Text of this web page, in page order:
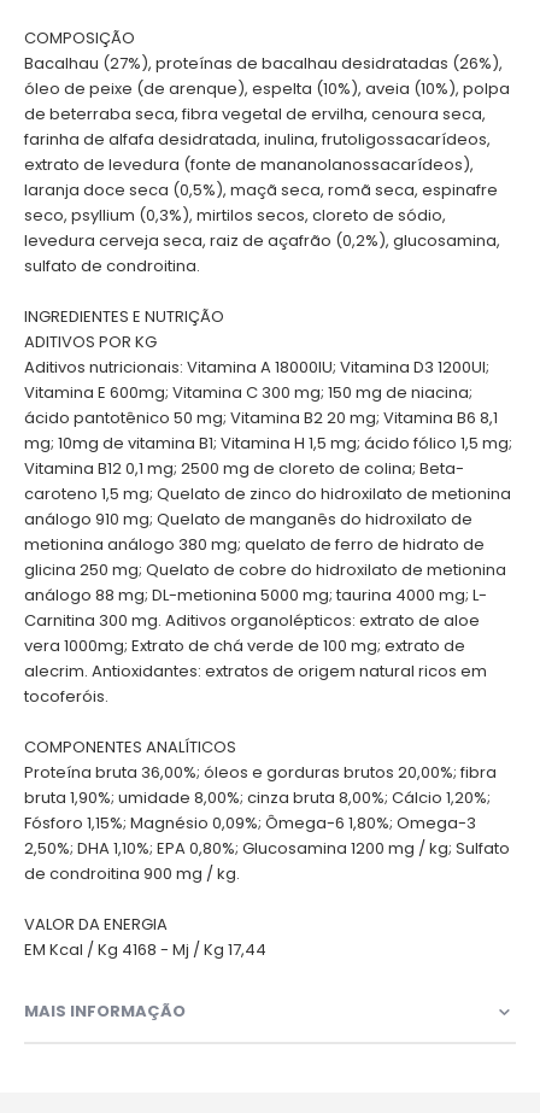
COMPOSIÇÃO
Bacalhau (27%), proteínas de bacalhau desidratadas (26%),
óleo de peixe (de arenque), espelta (10%), aveia (10%), polpa
de beterraba seca, fibra vegetal de ervilha, cenoura seca,
farinha de alfafa desidratada, inulina, frutoligossacarídeos,
extrato de levedura (fonte de mananolanossacarídeos),
laranja doce seca (0,5%), maçã seca, romã seca, espinafre
seco, psyllium (0,3%), mirtilos secos, cloreto de sódio,
levedura cerveja seca, raiz de açafrão (0,2%), glucosamina,
sulfato de condroitina.
INGREDIENTES E NUTRIÇÃO
ADITIVOS POR KG
Aditivos nutricionais: Vitamina A 18000IU; Vitamina D3 1200UI;
Vitamina E 600mg; Vitamina C 300 mg; 150 mg de niacina;
ácido pantotênico 50 mg; Vitamina B2 20 mg; Vitamina B6 8,1
mg; 10mg de vitamina B1; Vitamina H 1,5 mg; ácido fólico 1,5 mg;
Vitamina B12 0,1 mg; 2500 mg de cloreto de colina; Beta-
caroteno 1,5 mg; Quelato de zinco do hidroxilato de metionina
análogo 910 mg; Quelato de manganês do hidroxilato de
metionina análogo 380 mg; quelato de ferro de hidrato de
glicina 250 mg; Quelato de cobre do hidroxilato de metionina
análogo 88 mg; DL-metionina 5000 mg; taurina 4000 mg; L-
Carnitina 300 mg. Aditivos organolépticos: extrato de aloe
vera 1000mg; Extrato de chá verde de 100 mg; extrato de
alecrim. Antioxidantes: extratos de origem natural ricos em
tocoferóis.
COMPONENTES ANALÍTICOS
Proteína bruta 36,00%; óleos e gorduras brutos 20,00%; fibra
bruta 1,90%; umidade 8,00%; cinza bruta 8,00%; Cálcio 1,20%;
Fósforo 1,15%; Magnésio 0,09%; Ômega-6 1,80%; Omega-3
2,50%; DHA 1,10%; EPA 0,80%; Glucosamina 1200 mg / kg; Sulfato
de condroitina 900 mg / kg.
VALOR DA ENERGIA
EM Kcal / Kg 4168 - Mj / Kg 17,44
MAIS INFORMAÇÃO